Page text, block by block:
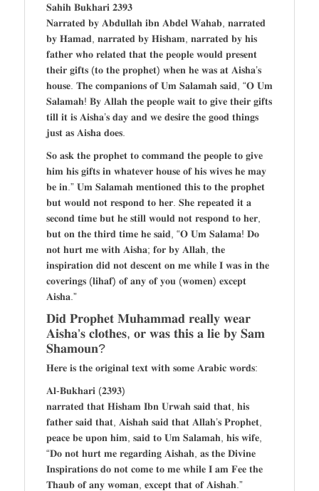
𝐒𝐚𝐡𝐢𝐡 𝐁𝐮𝐤𝐡𝐚𝐫𝐢 𝟐𝟑𝟗𝟑
𝐍𝐚𝐫𝐫𝐚𝐭𝐞𝐝 𝐛𝐲 𝐀𝐛𝐝𝐮𝐥𝐥𝐚𝐡 𝐢𝐛𝐧 𝐀𝐛𝐝𝐞𝐥 𝐖𝐚𝐡𝐚𝐛, 𝐧𝐚𝐫𝐫𝐚𝐭𝐞𝐝
𝐛𝐲 𝐇𝐚𝐦𝐚𝐝, 𝐧𝐚𝐫𝐫𝐚𝐭𝐞𝐝 𝐛𝐲 𝐇𝐢𝐬𝐡𝐚𝐦, 𝐧𝐚𝐫𝐫𝐚𝐭𝐞𝐝 𝐛𝐲 𝐡𝐢𝐬
𝐟𝐚𝐭𝐡𝐞𝐫 𝐰𝐡𝐨 𝐫𝐞𝐥𝐚𝐭𝐞𝐝 𝐭𝐡𝐚𝐭 𝐭𝐡𝐞 𝐩𝐞𝐨𝐩𝐥𝐞 𝐰𝐨𝐮𝐥𝐝 𝐩𝐫𝐞𝐬𝐞𝐧𝐭
𝐭𝐡𝐞𝐢𝐫 𝐠𝐢𝐟𝐭𝐬 (𝐭𝐨 𝐭𝐡𝐞 𝐩𝐫𝐨𝐩𝐡𝐞𝐭) 𝐰𝐡𝐞𝐧 𝐡𝐞 𝐰𝐚𝐬 𝐚𝐭 𝐀𝐢𝐬𝐡𝐚’𝐬
𝐡𝐨𝐮𝐬𝐞. 𝐓𝐡𝐞 𝐜𝐨𝐦𝐩𝐚𝐧𝐢𝐨𝐧𝐬 𝐨𝐟 𝐔𝐦 𝐒𝐚𝐥𝐚𝐦𝐚𝐡 𝐬𝐚𝐢𝐝, “𝐎 𝐔𝐦
𝐒𝐚𝐥𝐚𝐦𝐚𝐡! 𝐁𝐲 𝐀𝐥𝐥𝐚𝐡 𝐭𝐡𝐞 𝐩𝐞𝐨𝐩𝐥𝐞 𝐰𝐚𝐢𝐭 𝐭𝐨 𝐠𝐢𝐯𝐞 𝐭𝐡𝐞𝐢𝐫 𝐠𝐢𝐟𝐭𝐬
𝐭𝐢𝐥𝐥 𝐢𝐭 𝐢𝐬 𝐀𝐢𝐬𝐡𝐚’𝐬 𝐝𝐚𝐲 𝐚𝐧𝐝 𝐰𝐞 𝐝𝐞𝐬𝐢𝐫𝐞 𝐭𝐡𝐞 𝐠𝐨𝐨𝐝 𝐭𝐡𝐢𝐧𝐠𝐬
𝐣𝐮𝐬𝐭 𝐚𝐬 𝐀𝐢𝐬𝐡𝐚 𝐝𝐨𝐞𝐬.
𝐒𝐨 𝐚𝐬𝐤 𝐭𝐡𝐞 𝐩𝐫𝐨𝐩𝐡𝐞𝐭 𝐭𝐨 𝐜𝐨𝐦𝐦𝐚𝐧𝐝 𝐭𝐡𝐞 𝐩𝐞𝐨𝐩𝐥𝐞 𝐭𝐨 𝐠𝐢𝐯𝐞
𝐡𝐢𝐦 𝐡𝐢𝐬 𝐠𝐢𝐟𝐭𝐬 𝐢𝐧 𝐰𝐡𝐚𝐭𝐞𝐯𝐞𝐫 𝐡𝐨𝐮𝐬𝐞 𝐨𝐟 𝐡𝐢𝐬 𝐰𝐢𝐯𝐞𝐬 𝐡𝐞 𝐦𝐚𝐲
𝐛𝐞 𝐢𝐧.” 𝐔𝐦 𝐒𝐚𝐥𝐚𝐦𝐚𝐡 𝐦𝐞𝐧𝐭𝐢𝐨𝐧𝐞𝐝 𝐭𝐡𝐢𝐬 𝐭𝐨 𝐭𝐡𝐞 𝐩𝐫𝐨𝐩𝐡𝐞𝐭
𝐛𝐮𝐭 𝐰𝐨𝐮𝐥𝐝 𝐧𝐨𝐭 𝐫𝐞𝐬𝐩𝐨𝐧𝐝 𝐭𝐨 𝐡𝐞𝐫. 𝐒𝐡𝐞 𝐫𝐞𝐩𝐞𝐚𝐭𝐞𝐝 𝐢𝐭 𝐚
𝐬𝐞𝐜𝐨𝐧𝐝 𝐭𝐢𝐦𝐞 𝐛𝐮𝐭 𝐡𝐞 𝐬𝐭𝐢𝐥𝐥 𝐰𝐨𝐮𝐥𝐝 𝐧𝐨𝐭 𝐫𝐞𝐬𝐩𝐨𝐧𝐝 𝐭𝐨 𝐡𝐞𝐫,
𝐛𝐮𝐭 𝐨𝐧 𝐭𝐡𝐞 𝐭𝐡𝐢𝐫𝐝 𝐭𝐢𝐦𝐞 𝐡𝐞 𝐬𝐚𝐢𝐝, “𝐎 𝐔𝐦 𝐒𝐚𝐥𝐚𝐦𝐚! 𝐃𝐨
𝐧𝐨𝐭 𝐡𝐮𝐫𝐭 𝐦𝐞 𝐰𝐢𝐭𝐡 𝐀𝐢𝐬𝐡𝐚; 𝐟𝐨𝐫 𝐛𝐲 𝐀𝐥𝐥𝐚𝐡, 𝐭𝐡𝐞
𝐢𝐧𝐬𝐩𝐢𝐫𝐚𝐭𝐢𝐨𝐧 𝐝𝐢𝐝 𝐧𝐨𝐭 𝐝𝐞𝐬𝐜𝐞𝐧𝐭 𝐨𝐧 𝐦𝐞 𝐰𝐡𝐢𝐥𝐞 𝐈 𝐰𝐚𝐬 𝐢𝐧 𝐭𝐡𝐞
𝐜𝐨𝐯𝐞𝐫𝐢𝐧𝐠𝐬 (𝐥𝐢𝐡𝐚𝐟) 𝐨𝐟 𝐚𝐧𝐲 𝐨𝐟 𝐲𝐨𝐮 (𝐰𝐨𝐦𝐞𝐧) 𝐞𝐱𝐜𝐞𝐩𝐭
𝐀𝐢𝐬𝐡𝐚.”
𝐃𝐢𝐝 𝐏𝐫𝐨𝐩𝐡𝐞𝐭 𝐌𝐮𝐡𝐚𝐦𝐦𝐚𝐝 𝐫𝐞𝐚𝐥𝐥𝐲 𝐰𝐞𝐚𝐫
𝐀𝐢𝐬𝐡𝐚’𝐬 𝐜𝐥𝐨𝐭𝐡𝐞𝐬, 𝐨𝐫 𝐰𝐚𝐬 𝐭𝐡𝐢𝐬 𝐚 𝐥𝐢𝐞 𝐛𝐲 𝐒𝐚𝐦
𝐒𝐡𝐚𝐦𝐨𝐮𝐧?
𝐇𝐞𝐫𝐞 𝐢𝐬 𝐭𝐡𝐞 𝐨𝐫𝐢𝐠𝐢𝐧𝐚𝐥 𝐭𝐞𝐱𝐭 𝐰𝐢𝐭𝐡 𝐬𝐨𝐦𝐞 𝐀𝐫𝐚𝐛𝐢𝐜 𝐰𝐨𝐫𝐝𝐬:
𝐀𝐥-𝐁𝐮𝐤𝐡𝐚𝐫𝐢 (𝟐𝟑𝟗𝟑)
𝐧𝐚𝐫𝐫𝐚𝐭𝐞𝐝 𝐭𝐡𝐚𝐭 𝐇𝐢𝐬𝐡𝐚𝐦 𝐈𝐛𝐧 𝐔𝐫𝐰𝐚𝐡 𝐬𝐚𝐢𝐝 𝐭𝐡𝐚𝐭, 𝐡𝐢𝐬
𝐟𝐚𝐭𝐡𝐞𝐫 𝐬𝐚𝐢𝐝 𝐭𝐡𝐚𝐭, 𝐀𝐢𝐬𝐡𝐚𝐡 𝐬𝐚𝐢𝐝 𝐭𝐡𝐚𝐭 𝐀𝐥𝐥𝐚𝐡’𝐬 𝐏𝐫𝐨𝐩𝐡𝐞𝐭,
𝐩𝐞𝐚𝐜𝐞 𝐛𝐞 𝐮𝐩𝐨𝐧 𝐡𝐢𝐦, 𝐬𝐚𝐢𝐝 𝐭𝐨 𝐔𝐦 𝐒𝐚𝐥𝐚𝐦𝐚𝐡, 𝐡𝐢𝐬 𝐰𝐢𝐟𝐞,
“𝐃𝐨 𝐧𝐨𝐭 𝐡𝐮𝐫𝐭 𝐦𝐞 𝐫𝐞𝐠𝐚𝐫𝐝𝐢𝐧𝐠 𝐀𝐢𝐬𝐡𝐚𝐡, 𝐚𝐬 𝐭𝐡𝐞 𝐃𝐢𝐯𝐢𝐧𝐞
𝐈𝐧𝐬𝐩𝐢𝐫𝐚𝐭𝐢𝐨𝐧𝐬 𝐝𝐨 𝐧𝐨𝐭 𝐜𝐨𝐦𝐞 𝐭𝐨 𝐦𝐞 𝐰𝐡𝐢𝐥𝐞 𝐈 𝐚𝐦 𝐅𝐞𝐞 𝐭𝐡𝐞
𝐓𝐡𝐚𝐮𝐛 𝐨𝐟 𝐚𝐧𝐲 𝐰𝐨𝐦𝐚𝐧, 𝐞𝐱𝐜𝐞𝐩𝐭 𝐭𝐡𝐚𝐭 𝐨𝐟 𝐀𝐢𝐬𝐡𝐚𝐡.”